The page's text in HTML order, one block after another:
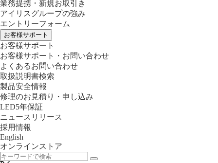
業務提携・新規お取引き
アイリスグループの強み
エントリーフォーム
お客様サポート
お客様サポート
お客様サポート・お問い合わせ
よくあるお問い合わせ
取扱説明書検索
製品安全情報
修理のお見積り・申し込み
LED5年保証
ニュースリリース
採用情報
English
オンラインストア